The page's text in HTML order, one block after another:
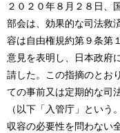
２０２０年８月２８日、
部会は、効果的な司法救
容は自由権規約第９条第
意見を表明し、日本政府
請した。この指摘のとお
ての事前又は定期的な司
（以下「入管庁」とい
収容の必要性を問わない